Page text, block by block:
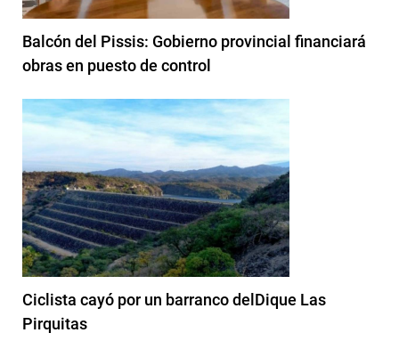
Balcón del Pissis: Gobierno provincial financiará
obras en puesto de control
Ciclista cayó por un barranco delDique Las
Pirquitas